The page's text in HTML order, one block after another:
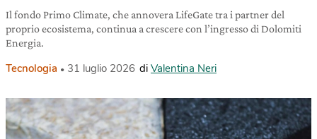
Il fondo Primo Climate, che annovera LifeGate tra i partner del
proprio ecosistema, continua a crescere con l’ingresso di Dolomiti
Energia.
Tecnologia 31 luglio 2026 di Valentina Neri